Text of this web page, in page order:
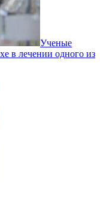
Ученые
в лечении одного из